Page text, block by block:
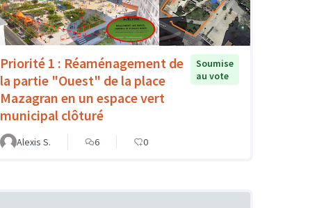
Priorité 1 : Réaménagement de
la partie "Ouest" de la place
Mazagran en un espace vert
municipal clôturé
Soumise
au vote
Alexis S. 6 0